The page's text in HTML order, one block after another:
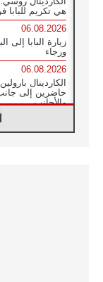
هي تكريم
06.08.2026
زيارة البابا
ورجاء
06.08.2026
الكاردينال
حاضرين إلى
والأجانب
البابا لاوُن